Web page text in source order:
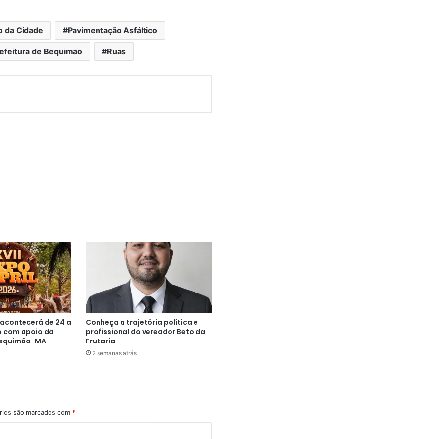
da Cidade Pavimentação Asfáltico
de Bequimão Ruas
de 24 a
com apoio da
MA
Conheça a trajetória política e
profissional do vereador Beto da
Frutaria
2 semanas atrás
são marcados com *